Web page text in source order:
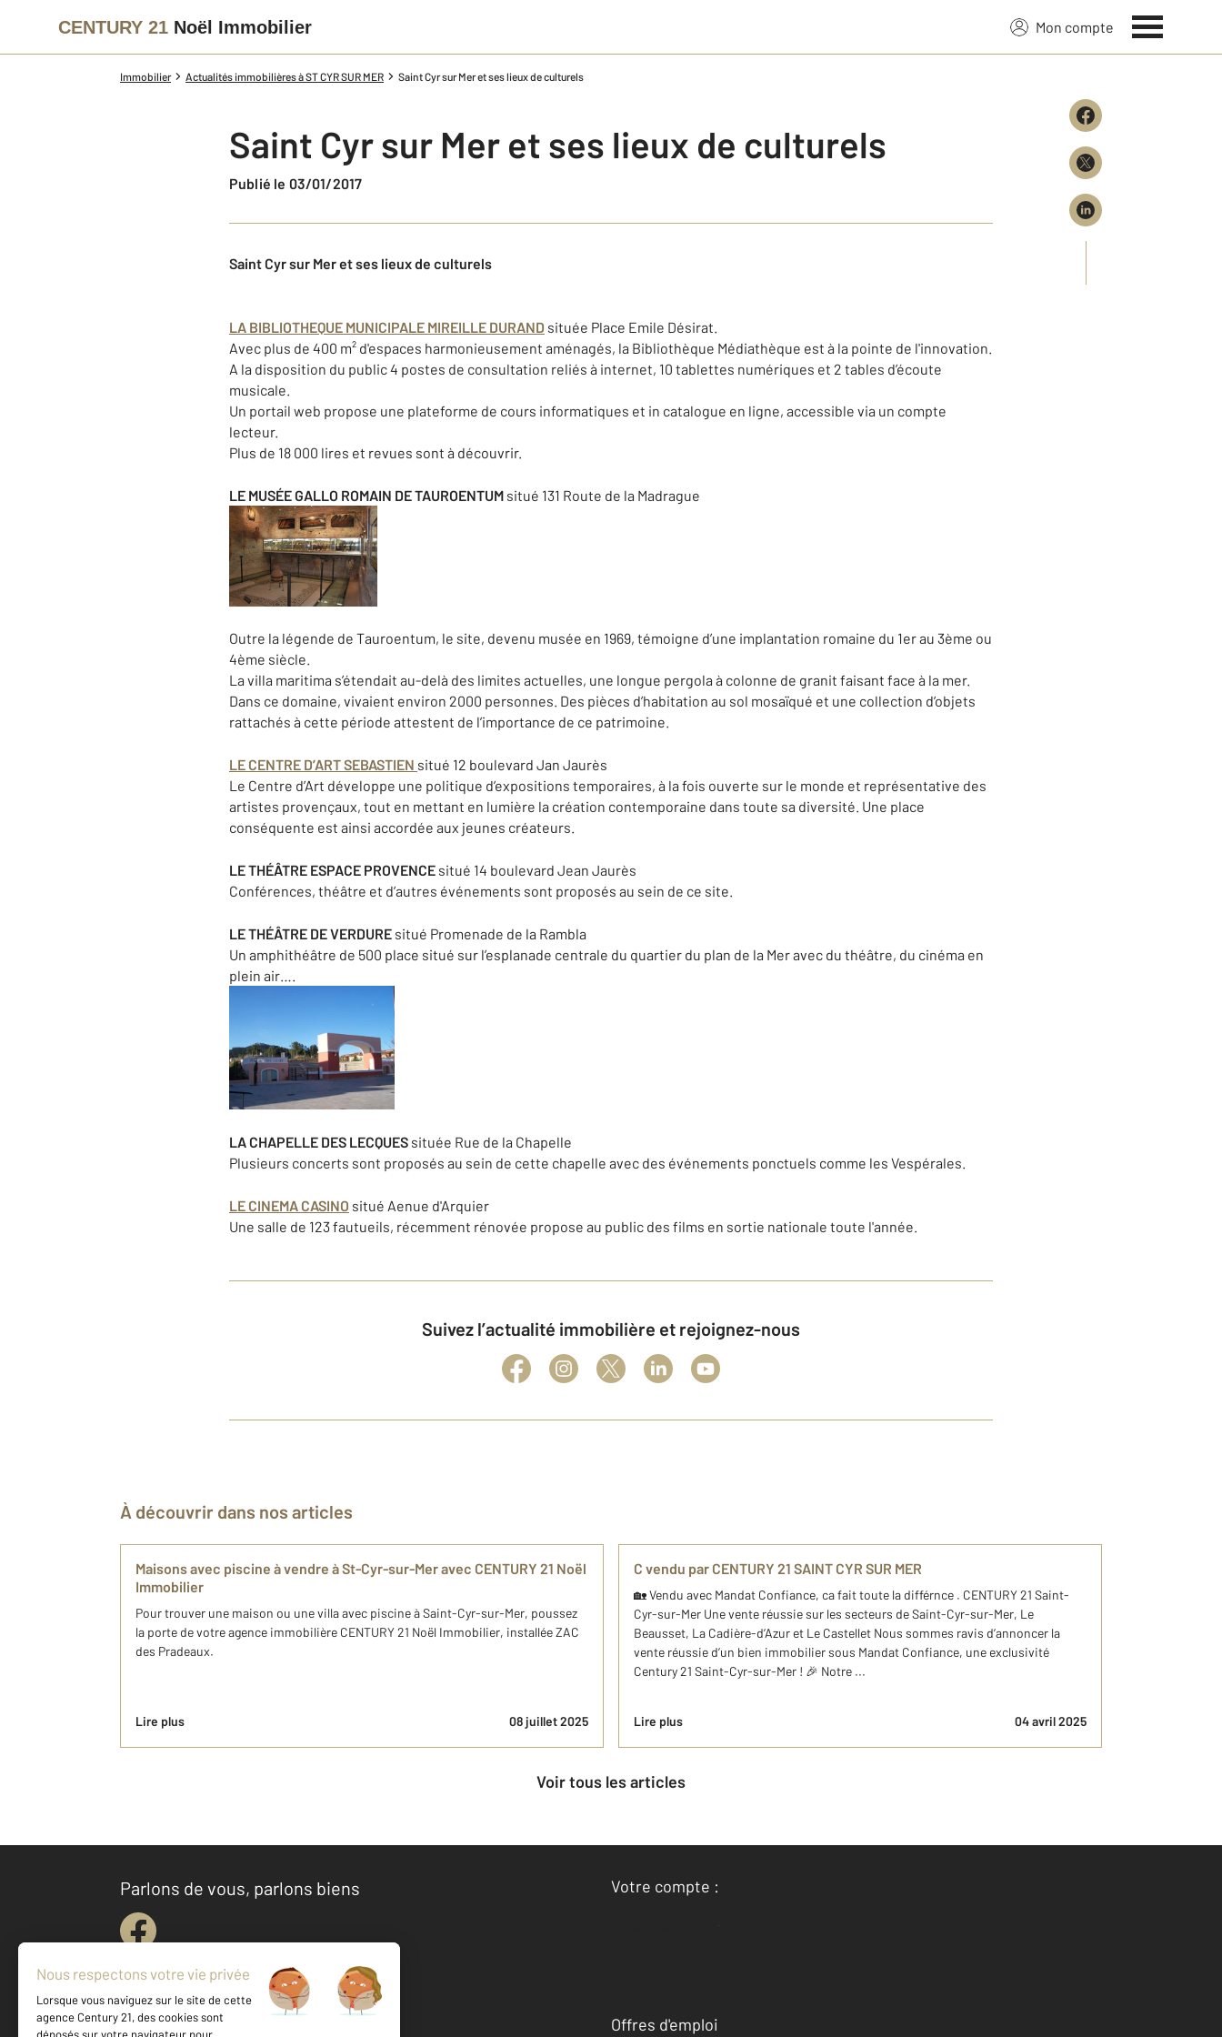
CENTURY 21 Noël Immobilier Mon compte
Immobilier Actualités immobilières à ST CYR SUR MER Saint Cyr sur Mer et ses lieux de culturels
Saint Cyr sur Mer et ses lieux de culturels
Publié le 03/01/2017
Saint Cyr sur Mer et ses lieux de culturels
LA BIBLIOTHEQUE MUNICIPALE MIREILLE DURAND située Place Emile Désirat.
Avec plus de 400 m² d'espaces harmonieusement aménagés, la Bibliothèque Médiathèque est à la pointe de l'innovation.
A la disposition du public 4 postes de consultation reliés à internet, 10 tablettes numériques et 2 tables d’écoute
musicale.
Un portail web propose une plateforme de cours informatiques et in catalogue en ligne, accessible via un compte
lecteur.
Plus de 18 000 lires et revues sont à découvrir.
LE MUSÉE GALLO ROMAIN DE TAUROENTUM situé 131 Route de la Madrague
Outre la légende de Tauroentum, le site, devenu musée en 1969, témoigne d’une implantation romaine du 1er au 3ème ou
4ème siècle.
La villa maritima s’étendait au-delà des limites actuelles, une longue pergola à colonne de granit faisant face à la mer.
Dans ce domaine, vivaient environ 2000 personnes. Des pièces d’habitation au sol mosaïqué et une collection d’objets
rattachés à cette période attestent de l’importance de ce patrimoine.
LE CENTRE D’ART SEBASTIEN situé 12 boulevard Jan Jaurès
Le Centre d’Art développe une politique d’expositions temporaires, à la fois ouverte sur le monde et représentative des
artistes provençaux, tout en mettant en lumière la création contemporaine dans toute sa diversité. Une place
conséquente est ainsi accordée aux jeunes créateurs.
LE THÉÂTRE ESPACE PROVENCE situé 14 boulevard Jean Jaurès
Conférences, théâtre et d’autres événements sont proposés au sein de ce site.
LE THÉÂTRE DE VERDURE situé Promenade de la Rambla
Un amphithéâtre de 500 place situé sur l’esplanade centrale du quartier du plan de la Mer avec du théâtre, du cinéma en
plein air….
LA CHAPELLE DES LECQUES située Rue de la Chapelle
Plusieurs concerts sont proposés au sein de cette chapelle avec des événements ponctuels comme les Vespérales.
LE CINEMA CASINO situé Aenue d'Arquier
Une salle de 123 fautueils, récemment rénovée propose au public des films en sortie nationale toute l'année.
Suivez l’actualité immobilière et rejoignez-nous
À découvrir dans nos articles
Maisons avec piscine à vendre à St-Cyr-sur-Mer avec CENTURY 21 Noël
Immobilier
Pour trouver une maison ou une villa avec piscine à Saint-Cyr-sur-Mer, poussez
la porte de votre agence immobilière CENTURY 21 Noël Immobilier, installée ZAC
des Pradeaux.
Lire plus 08 juillet 2025
C vendu par CENTURY 21 SAINT CYR SUR MER
🏡 Vendu avec Mandat Confiance, ca fait toute la différnce . CENTURY 21 Saint-
Cyr-sur-Mer Une vente réussie sur les secteurs de Saint-Cyr-sur-Mer, Le
Beausset, La Cadière-d’Azur et Le Castellet Nous sommes ravis d’annoncer la
vente réussie d’un bien immobilier sous Mandat Confiance, une exclusivité
Century 21 Saint-Cyr-sur-Mer ! 🎉 Notre ...
Lire plus 04 avril 2025
Voir tous les articles
Parlons de vous, parlons biens
Votre compte :
Accéder à mon compte
Offres d'emploi